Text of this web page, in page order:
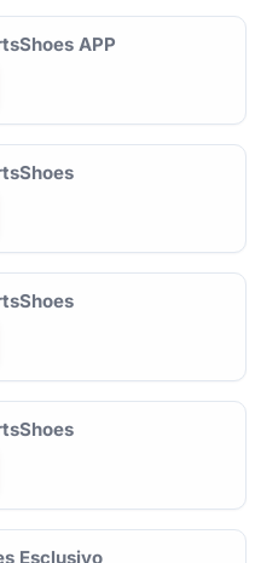
APP
Esclusivo